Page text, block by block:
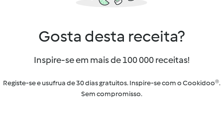
Gosta desta receita?
Inspire-se em mais de 100 000 receitas!
Registe-se e usufrua de 30 dias gratuitos. Inspire-se com o Cookidoo®.
Sem compromisso.